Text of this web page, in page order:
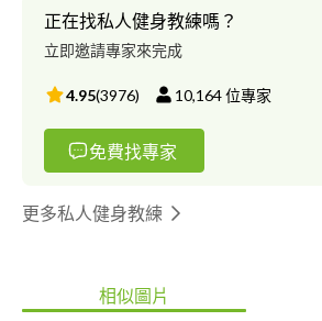
正在找私人健身教練嗎？
立即邀請專家來完成
4.95(3976) 10,164位專家
免費找專家
更多私人健身教練
相似圖片